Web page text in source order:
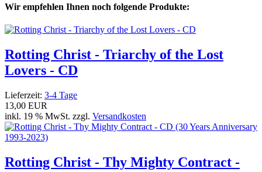
Wir empfehlen Ihnen noch folgende Produkte:
Rotting Christ - Triarchy of the Lost
Lovers - CD
Lieferzeit: 3-4 Tage
13,00 EUR
inkl. 19 % MwSt. zzgl. Versandkosten
Rotting Christ - Thy Mighty Contract -